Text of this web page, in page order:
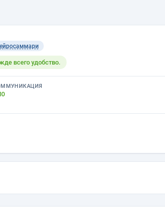
всего удобство.